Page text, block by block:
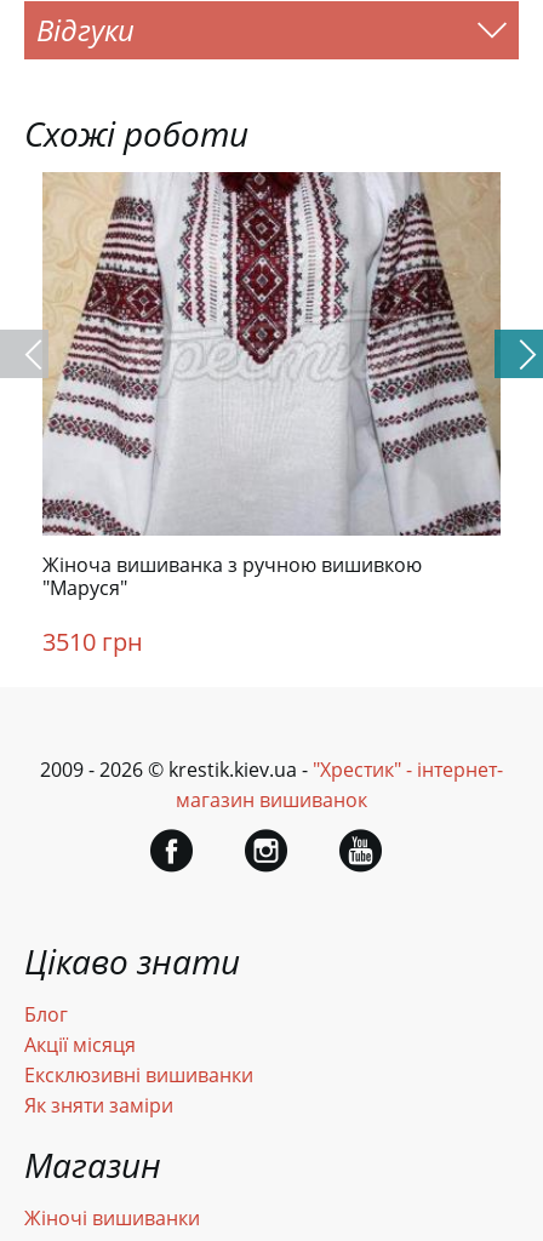
Відгуки
Схожі роботи
Жіноча вишиванка з ручною вишивкою
"Маруся"
3510 грн
Цікаво знати
Блог
Акції місяця
Ексклюзивні вишиванки
Як зняти заміри
Магазин
Жіночі вишиванки
2009 - 2026 © krestik.kiev.ua - "Хрестик" - інтернет-
магазин вишиванок